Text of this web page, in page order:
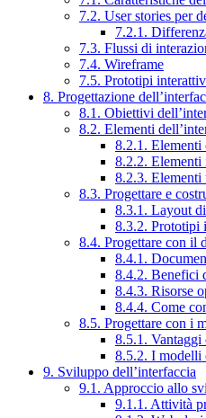
7.2. User stories per
7.2.1.
7.3. Flussi di
7.4. Wireframe
7.5. Prototipi
8. Progettazione
8.1. Obiettivi
8.2. Elementi
8.2.1. Elementi
8.2.2. Elementi
8.2.3. Elementi
8.3. Progettare e
8.3.1. Layout
8.3.2. Prototipi
8.4. Progettare con il
8.4.1.
8.4.2. Benefici
8.4.3. Risorse
8.4.4. Come
8.5. Progettare con i
8.5.1.
8.5.2. I modelli
9. Sviluppo dell’interfaccia
9.1. Approccio allo
9.1.1. Attività